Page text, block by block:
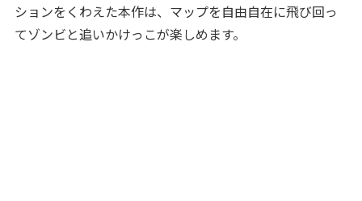
ションをくわえた本作は、マップを自由自在に飛び回っ
てゾンビと追いかけっこが楽しめます。